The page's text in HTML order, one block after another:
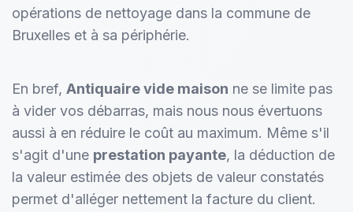
opérations de nettoyage dans la commune de
Bruxelles et à sa périphérie.
En bref, Antiquaire vide maison ne se limite pas
à vider vos débarras, mais nous nous évertuons
aussi à en réduire le coût au maximum. Même s'il
s'agit d'une prestation payante, la déduction de
la valeur estimée des objets de valeur constatés
permet d'alléger nettement la facture du client.